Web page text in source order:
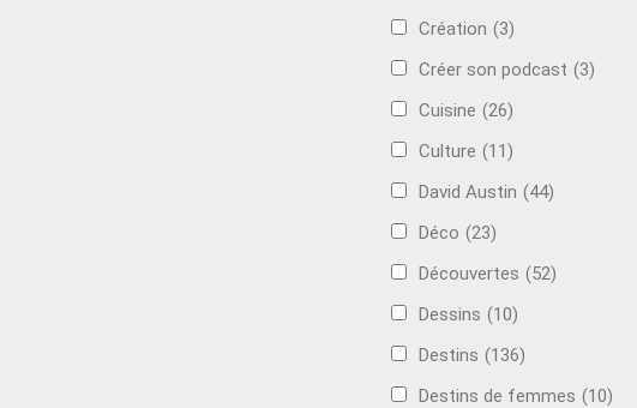
Création (3)
Créer son podcast (3)
Cuisine (26)
Culture (11)
David Austin (44)
Déco (23)
Découvertes (52)
Dessins (10)
Destins (136)
Destins de femmes (10)